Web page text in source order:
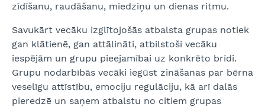
zīdīšanu, raudāšanu, miedziņu un dienas ritmu.
Savukārt vecāku izglītojošās atbalsta grupas notiek
gan klātienē, gan attālināti, atbilstoši vecāku
iespējām un grupu pieejamībai uz konkrēto brīdi.
Grupu nodarbībās vecāki iegūst zināšanas par bērna
veselīgu attīstību, emociju regulāciju, kā arī dalās
pieredzē un saņem atbalstu no citiem grupas